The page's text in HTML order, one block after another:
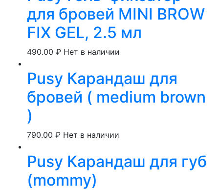
для бровей MINI BROW
FIX GEL, 2.5 мл
490.00 ₽ Нет в наличии
Pusy Карандаш для
бровей ( medium brown
)
790.00 ₽ Нет в наличии
Pusy Карандаш для губ
(mommy)